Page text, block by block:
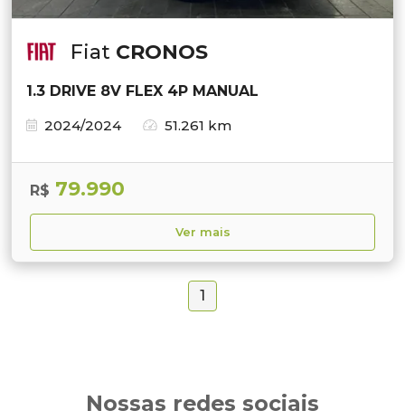
Fiat CRONOS
1.3 DRIVE 8V FLEX 4P MANUAL
2024/2024
51.261 km
R$ 79.990
Ver mais
1
Nossas redes sociais